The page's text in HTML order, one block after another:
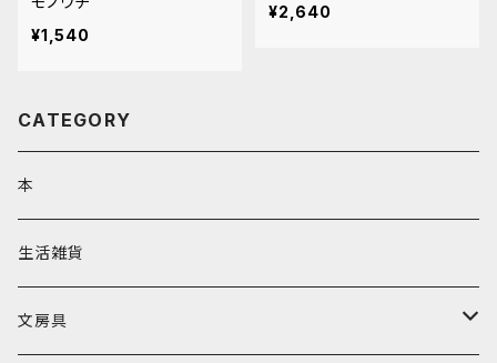
¥1,540
¥2,640
CATEGORY
本
生活雑貨
文房具